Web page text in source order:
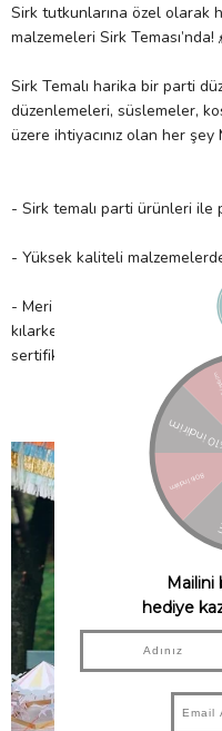
Sirk tutkunlarına özel olarak
malzemeleri Sirk Teması’nda!
Sirk Temalı harika bir parti
düzenlemeleri, süslemeler,
üzere ihtiyacınız olan her şey
- Sirk temalı parti ürünleri ile
- Yüksek kaliteli
- Meri Meri, eşsiz parti
kılarken çocuklarımıza
sertifikalı kâğıt kullanır!